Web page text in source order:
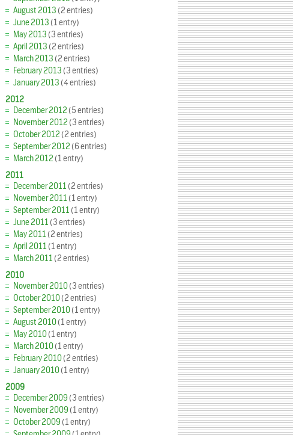
August 2013(2 entries)
June 2013(1 entry)
May 2013(3 entries)
April 2013(2 entries)
March 2013(2 entries)
February 2013(3 entries)
January 2013(4 entries)
2012
December 2012(5 entries)
November 2012(3 entries)
October 2012(2 entries)
September 2012(6 entries)
March 2012(1 entry)
2011
December 2011(2 entries)
November 2011(1 entry)
September 2011(1 entry)
June 2011(3 entries)
May 2011(2 entries)
April 2011(1 entry)
March 2011(2 entries)
2010
November 2010(3 entries)
October 2010(2 entries)
September 2010(1 entry)
August 2010(1 entry)
May 2010(1 entry)
March 2010(1 entry)
February 2010(2 entries)
January 2010(1 entry)
2009
December 2009(3 entries)
November 2009(1 entry)
October 2009(1 entry)